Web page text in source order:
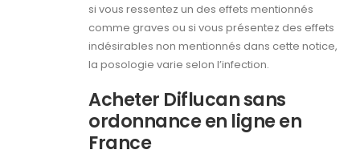
si vous ressentez un des effets mentionnés
comme graves ou si vous présentez des effets
indésirables non mentionnés dans cette notice,
la posologie varie selon l’infection.
Acheter Diflucan sans
ordonnance en ligne en
France